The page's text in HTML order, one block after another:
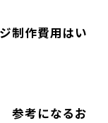
制作費用はい
参考になるお